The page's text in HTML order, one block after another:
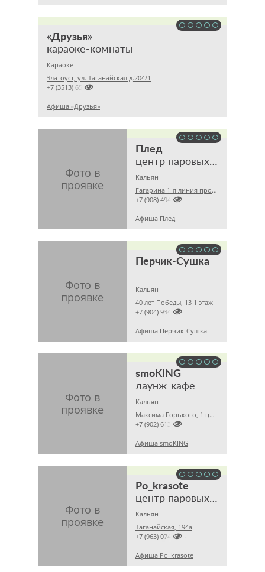
«Друзья»
караоке-комнаты
Караоке
Златоуст, ул. Таганайская д.204/1

+7 (3513) 650747
Афиша «Друзья»
Плед
центр паровых коктейлей
Кальян
Гагарина 1-я линия проспект, 5а цокольный этаж

+7 (908) 4944921
Афиша Плед
Перчик-Сушка
Кальян
40 лет Победы, 13 1 этаж

+7 (904) 9346934
Афиша Перчик-Сушка
smoKING
лаунж-кафе
Кальян
Максима Горького, 1 цокольный этаж

+7 (902) 6137232
Афиша smoKING
Po_krasote
центр паровых коктейлей
Кальян
Таганайская, 194а

+7 (963) 0740704
Афиша Po_krasote